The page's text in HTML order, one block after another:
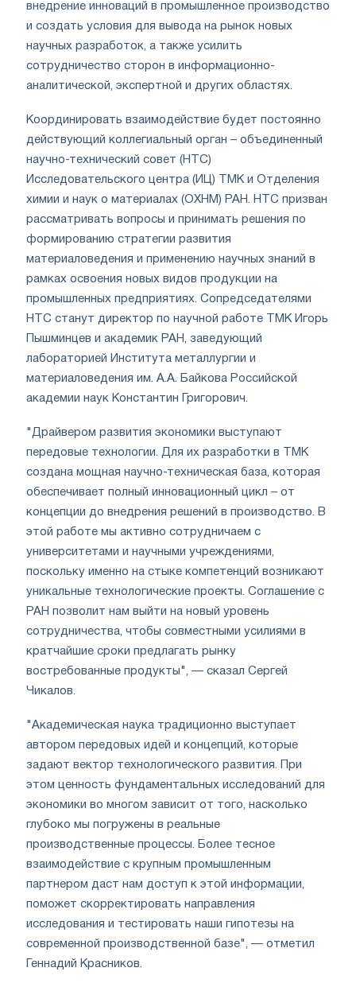
внедрение инноваций в промышленное производство
и создать условия для вывода на рынок новых
научных разработок, а также усилить
сотрудничество сторон в информационно-
аналитической, экспертной и других областях.
Координировать взаимодействие будет постоянно
действующий коллегиальный орган – объединенный
научно-технический совет (НТС)
Исследовательского центра (ИЦ) ТМК и Отделения
химии и наук о материалах (ОХНМ) РАН. НТС призван
рассматривать вопросы и принимать решения по
формированию стратегии развития
материаловедения и применению научных знаний в
рамках освоения новых видов продукции на
промышленных предприятиях. Сопредседателями
НТС станут директор по научной работе ТМК Игорь
Пышминцев и академик РАН, заведующий
лабораторией Института металлургии и
материаловедения им. А.А. Байкова Российской
академии наук Константин Григорович.
"Драйвером развития экономики выступают
передовые технологии. Для их разработки в ТМК
создана мощная научно-техническая база, которая
обеспечивает полный инновационный цикл – от
концепции до внедрения решений в производство. В
этой работе мы активно сотрудничаем с
университетами и научными учреждениями,
поскольку именно на стыке компетенций возникают
уникальные технологические проекты. Соглашение с
РАН позволит нам выйти на новый уровень
сотрудничества, чтобы совместными усилиями в
кратчайшие сроки предлагать рынку
востребованные продукты", — сказал Сергей
Чикалов.
"Академическая наука традиционно выступает
автором передовых идей и концепций, которые
задают вектор технологического развития. При
этом ценность фундаментальных исследований для
экономики во многом зависит от того, насколько
глубоко мы погружены в реальные
производственные процессы. Более тесное
взаимодействие с крупным промышленным
партнером даст нам доступ к этой информации,
поможет скорректировать направления
исследования и тестировать наши гипотезы на
современной производственной базе", — отметил
Геннадий Красников.